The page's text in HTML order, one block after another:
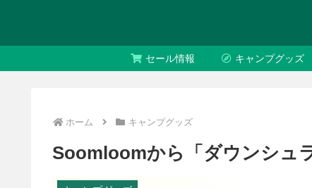
セール情報 キャンプグッズ
ホーム キャンプグッズ
Soomloomから「ダウンシュ